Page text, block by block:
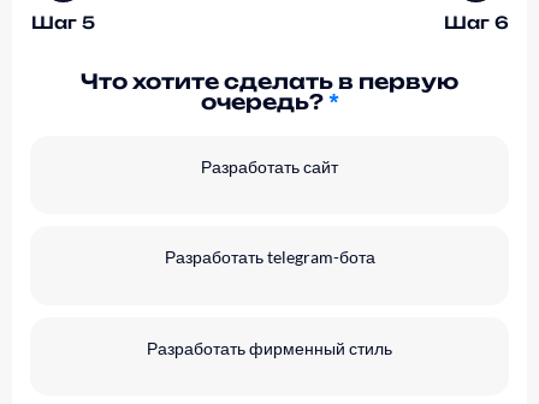
Шаг 5 Шаг 6
Что хотите сделать в первую
очередь?*
Разработать сайт
Разработать telegram-бота
Разработать фирменный стиль